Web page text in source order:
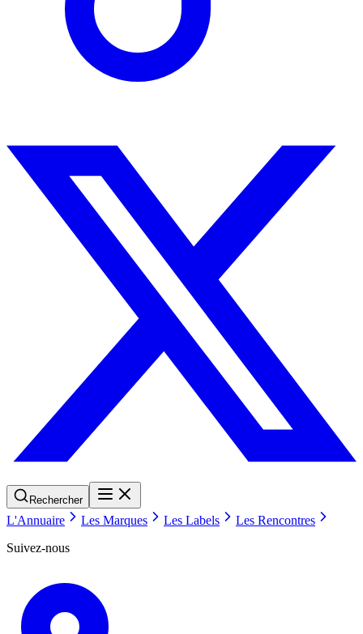
Rechercher
L'Annuaire Les Marques Les Labels
Les Rencontres
Suivez-nous